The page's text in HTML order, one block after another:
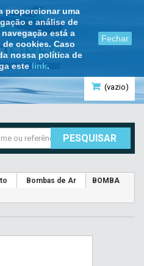
proporcionar uma
e análise de
está a
cookies. Caso
nossa política de
este link.
Fechar
(vazio)
PESQUISAR
Bombas de Ar
BOMBA